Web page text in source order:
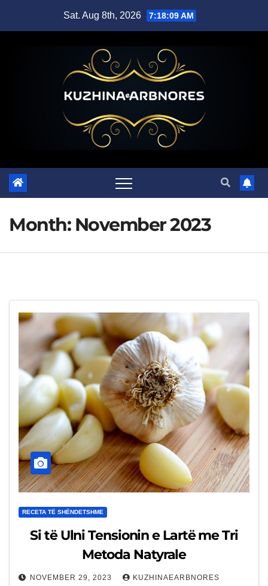
Sat. Aug 8th, 2026 7:18:11 AM
Month: November 2023
RECETA TË SHËNDETSHME
Si të Ulni Tensionin e Lartë me Tri
Metoda Natyrale
NOVEMBER 29, 2023 KUZHINAEARBNORES